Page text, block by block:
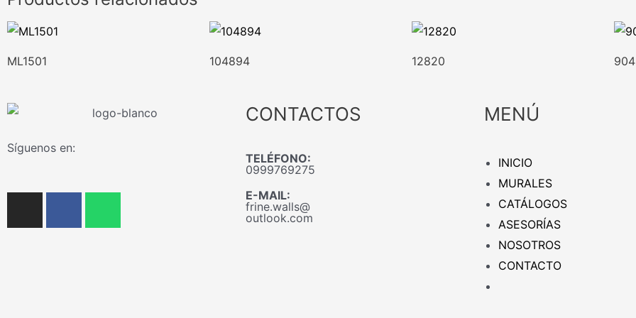
ML1501 104894 12820
Síguenos en:
CONTACTOS
TELÉFONO:
0999769275
E-MAIL:
frine.walls@
outlook.com
MENÚ
INICIO
MURALES
CATÁLOGOS
ASESORÍAS
NOSOTROS
CONTACTO